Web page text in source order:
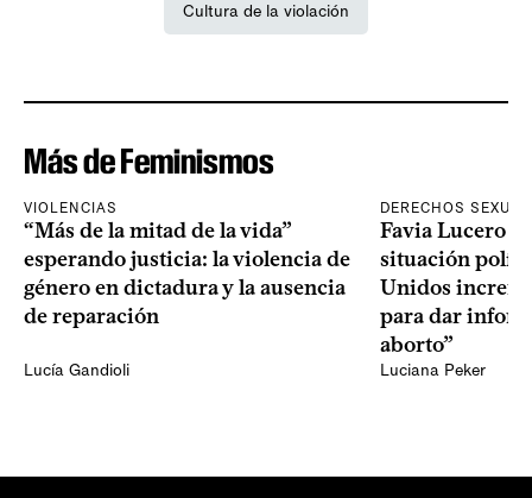
Cultura de la violación
Más de Feminismos
VIOLENCIAS
“Más de la mitad de la vida”
esperando justicia: la violencia de
género en dictadura y la ausencia
de reparación
Lucía Gandioli
DERECHOS
Favia Lucero
situación
Unidos
para dar
aborto”
Luciana Peker